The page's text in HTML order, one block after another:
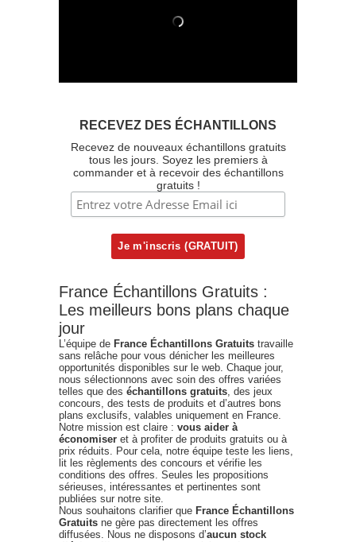
RECEVEZ DES ÉCHANTILLONS
Recevez de nouveaux échantillons gratuits
tous les jours. Soyez les premiers à
commander et à recevoir des échantillons
gratuits !
France Échantillons Gratuits :
Les meilleurs bons plans chaque
jour
L’équipe de France Échantillons Gratuits travaille
sans relâche pour vous dénicher les meilleures
opportunités disponibles sur le web. Chaque jour,
nous sélectionnons avec soin des offres variées
telles que des échantillons gratuits , des jeux
concours, des tests de produits et d’autres bons
plans exclusifs, valables uniquement en France.
Notre mission est claire : vous aider à
économiser et à profiter de produits gratuits ou à
prix réduits. Pour cela, notre équipe teste les liens,
lit les règlements des concours et vérifie les
conditions des offres. Seules les propositions
sérieuses, intéressantes et pertinentes sont
publiées sur notre site.
Nous souhaitons clarifier que France Échantillons
Gratuits ne gère pas directement les offres
diffusées. Nous ne disposons d’aucun stock